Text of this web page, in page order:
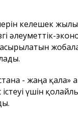
келешек
әлеуметтік-
асырылатын
- жаңа қала»
үшін